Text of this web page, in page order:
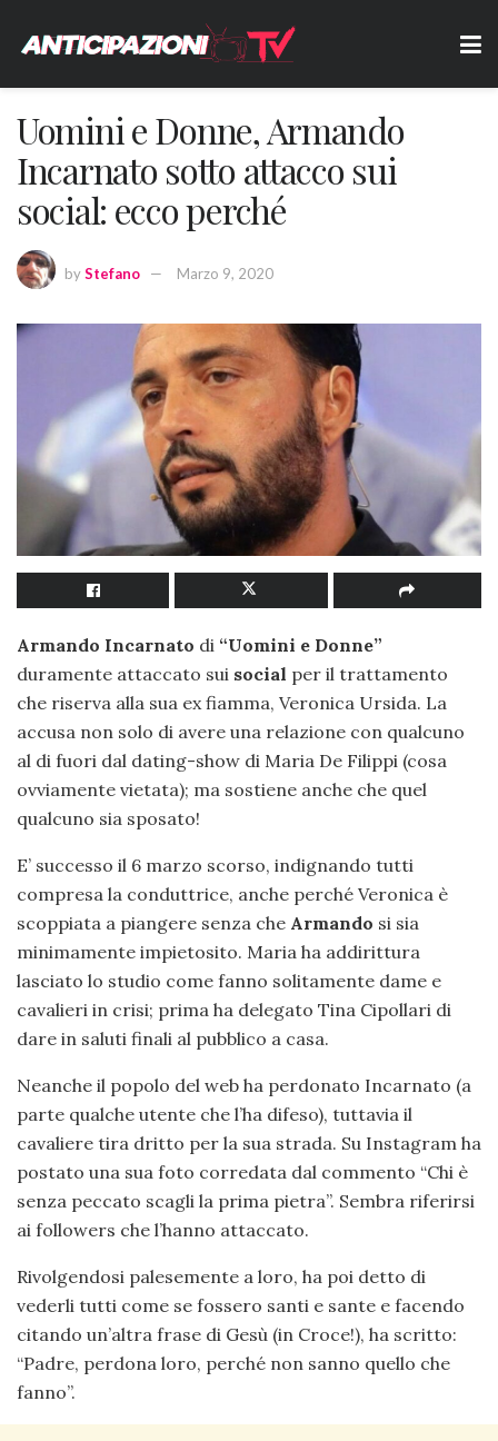
Uomini e Donne, Armando
Incarnato sotto attacco sui
social: ecco perché
byStefano Marzo 9, 2020
Armando Incarnato di “Uomini e Donne”
duramente attaccato sui social per il trattamento
che riserva alla sua ex fiamma, Veronica Ursida. La
accusa non solo di avere una relazione con qualcuno
al di fuori dal dating-show di Maria De Filippi (cosa
ovviamente vietata); ma sostiene anche che quel
qualcuno sia sposato!
E’ successo il 6 marzo scorso, indignando tutti
compresa la conduttrice, anche perché Veronica è
scoppiata a piangere senza che Armando si sia
minimamente impietosito. Maria ha addirittura
lasciato lo studio come fanno solitamente dame e
cavalieri in crisi; prima ha delegato Tina Cipollari di
dare in saluti finali al pubblico a casa.
Neanche il popolo del web ha perdonato Incarnato (a
parte qualche utente che l’ha difeso), tuttavia il
cavaliere tira dritto per la sua strada. Su Instagram ha
postato una sua foto corredata dal commento “Chi è
senza peccato scagli la prima pietra”. Sembra riferirsi
ai followers che l’hanno attaccato.
Rivolgendosi palesemente a loro, ha poi detto di
vederli tutti come se fossero santi e sante e facendo
citando un’altra frase di Gesù (in Croce!), ha scritto:
“Padre, perdona loro, perché non sanno quello che
fanno”.